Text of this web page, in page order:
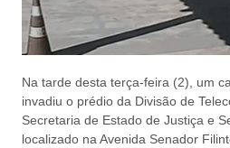
Na tarde desta terça-feira (2), um
invadiu o prédio da Divisão de
Secretaria de Estado de Justiça e
localizado na Avenida Senador